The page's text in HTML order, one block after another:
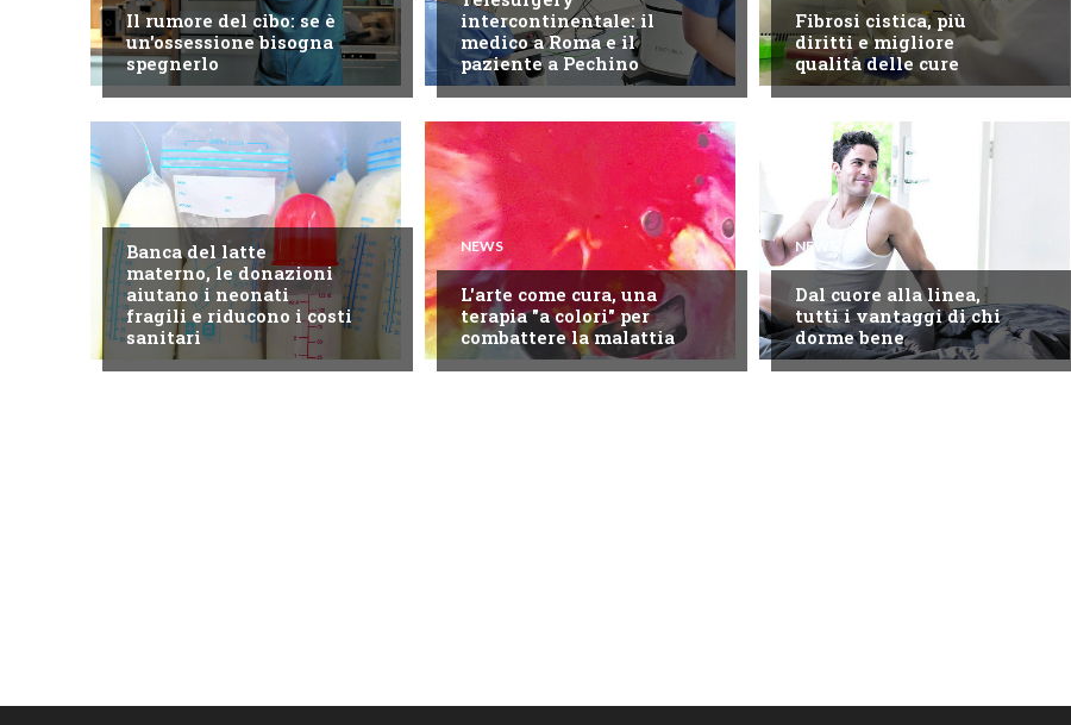
Il rumore del cibo: se è
un'ossessione bisogna
spegnerlo
intercontinentale: il
medico a Roma e il
paziente a Pechino
Fibrosi cistica, più
diritti e migliore
qualità delle cure
NEWS
Banca del latte
materno, le donazioni
aiutano i neonati
fragili e riducono i costi
sanitari
NEWS
L'arte come cura, una
terapia "a colori" per
combattere la malattia
NEWS
Dal cuore alla linea,
tutti i vantaggi di chi
dorme bene